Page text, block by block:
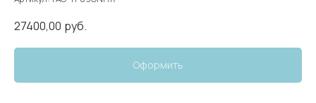
27400,00 руб.
Оформить